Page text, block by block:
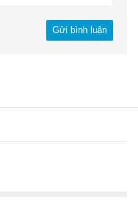
Gửi bình luận